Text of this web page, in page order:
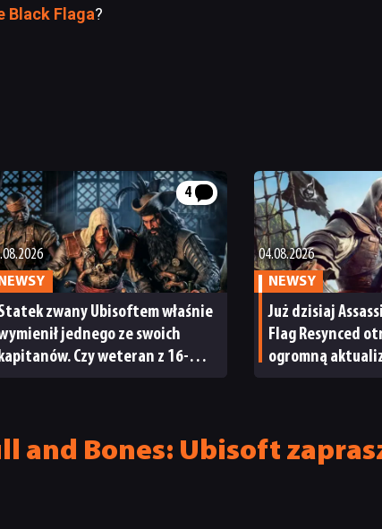
Black Flaga?
4
zwany Ubisoftem właśnie
jednego ze swoich
Czy weteran z 16-
04.08.2026
NEWSY
Już dzisiaj
Flag Resynced
ogromną
and Bones: Ubisoft